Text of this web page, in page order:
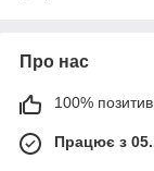
Про нас
100%
Працює з